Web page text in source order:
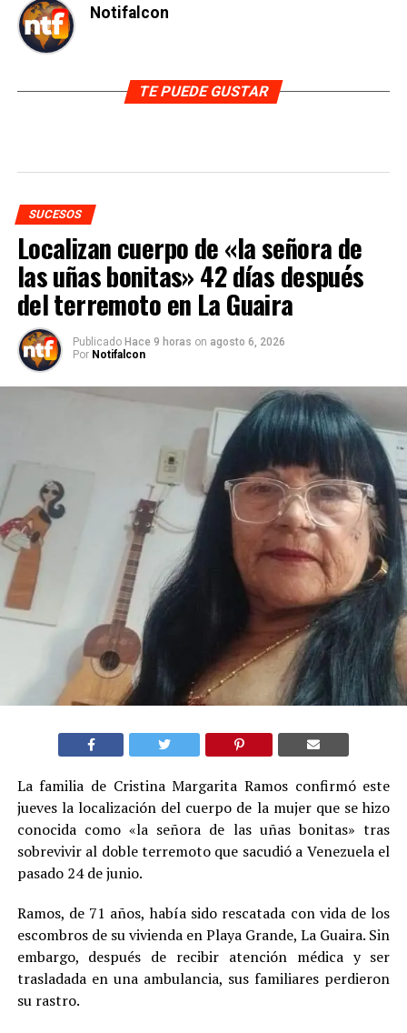
Notifalcon
TE PUEDE GUSTAR
SUCESOS
Localizan cuerpo de «la señora de
las uñas bonitas» 42 días después
del terremoto en La Guaira
Publicado Hace 9 horas on agosto 6, 2026
Por Notifalcon
La familia de Cristina Margarita Ramos confirmó este
jueves la localización del cuerpo de la mujer que se hizo
conocida como «la señora de las uñas bonitas» tras
sobrevivir al doble terremoto que sacudió a Venezuela el
pasado 24 de junio.
Ramos, de 71 años, había sido rescatada con vida de los
escombros de su vivienda en Playa Grande, La Guaira. Sin
embargo, después de recibir atención médica y ser
trasladada en una ambulancia, sus familiares perdieron
su rastro.